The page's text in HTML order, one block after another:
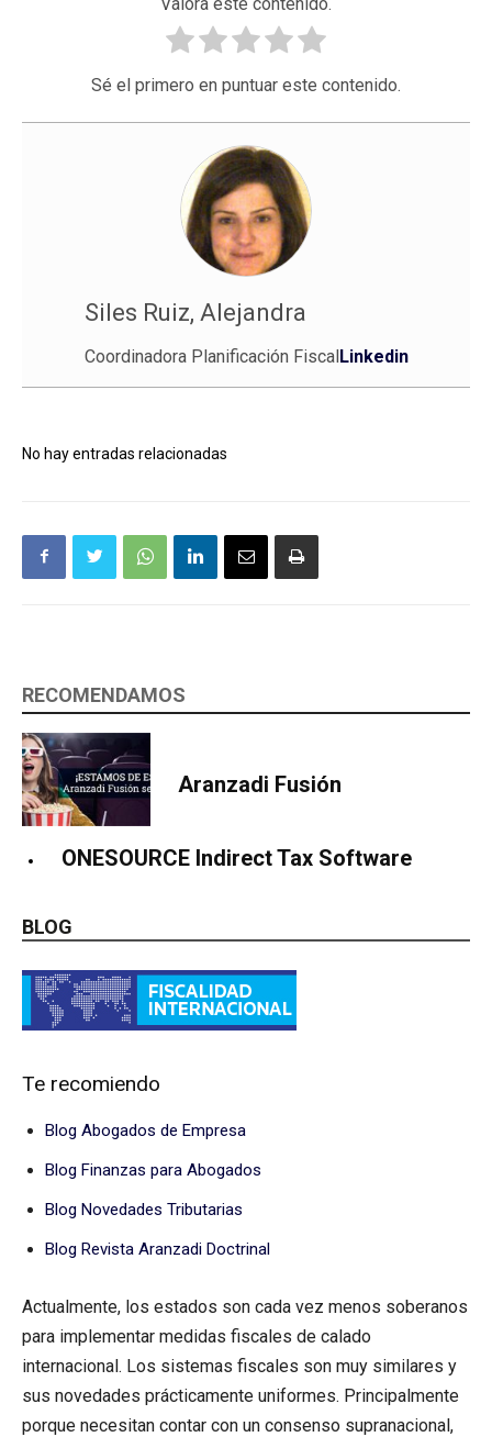
Sé el primero en puntuar este contenido.
Siles Ruiz, Alejandra
Coordinadora Planificación FiscalLinkedin
No hay entradas relacionadas
RECOMENDAMOS
Aranzadi Fusión
ONESOURCE Indirect Tax Software
BLOG
Te recomiendo
Blog Abogados de Empresa
Blog Finanzas para Abogados
Blog Novedades Tributarias
Blog Revista Aranzadi Doctrinal
Actualmente, los estados son cada vez menos soberanos
para implementar medidas fiscales de calado
internacional. Los sistemas fiscales son muy similares y
sus novedades prácticamente uniformes. Principalmente
porque necesitan contar con un consenso supranacional,